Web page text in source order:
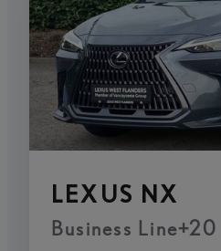
LEXUS NX
Business Line+20